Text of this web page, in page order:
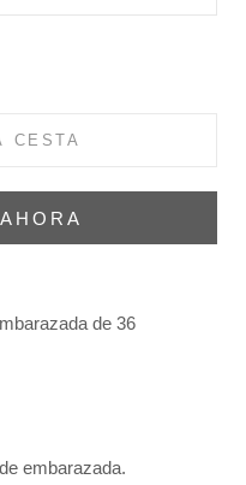
CESTA
de 36
embarazada.